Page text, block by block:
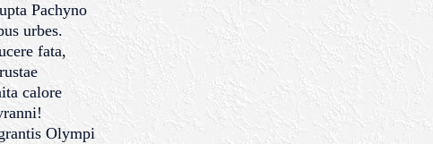
Pachyno
urbes.
fata,
calore
Olympi